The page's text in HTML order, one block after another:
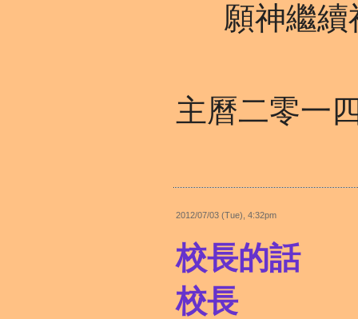
願神繼續
主曆二零一
2012/07/03 (Tue), 4:32pm
校長的話
校長